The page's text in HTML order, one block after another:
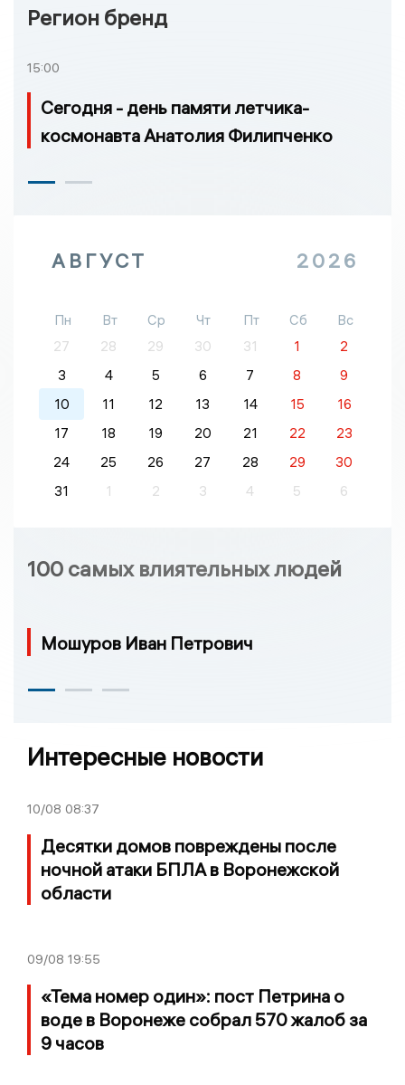
Регион бренд
15:00
Сегодня - день памяти летчика-
космонавта Анатолия Филипченко
АВГУСТ 2026
Пн Вт Ср Чт Пт Сб
Вс
27
28 29 30 31 1
2
3
4 5 6 7 8
9
10
11 12 13 14 15
16
17
18 19 20 21 22
23
24
25 26 27 28 29
30
31
1 2 3 4 5 6
100 самых влиятельных людей
Мошуров Иван Петрович
Интересные новости
10/08 08:37
Десятки домов повреждены после
ночной атаки БПЛА в Воронежской
области
09/08 19:55
«Тема номер один»: пост Петрина о
воде в Воронеже собрал 570 жалоб за
9 часов